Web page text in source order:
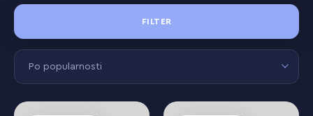
FILTER
Po popularnosti